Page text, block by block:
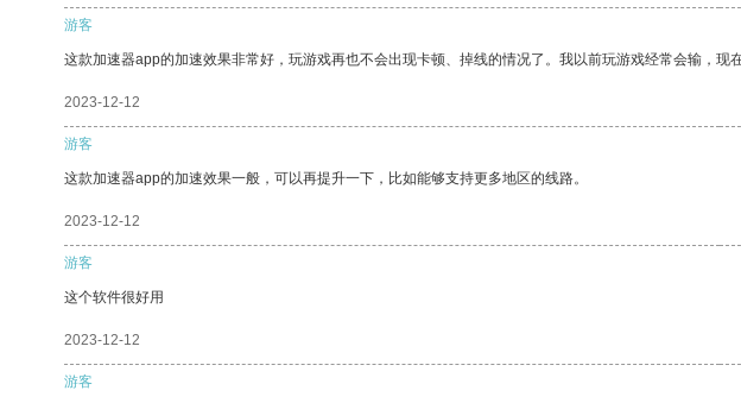
游客
这款加速器app的加速效果非常好，玩游戏再也不会出现卡顿、掉线的情况了。我以前玩游戏经常会输，现
2023-12-12
游客
这款加速器app的加速效果一般，可以再提升一下，比如能够支持更多地区的线路。
2023-12-12
游客
这个软件很好用
2023-12-12
游客